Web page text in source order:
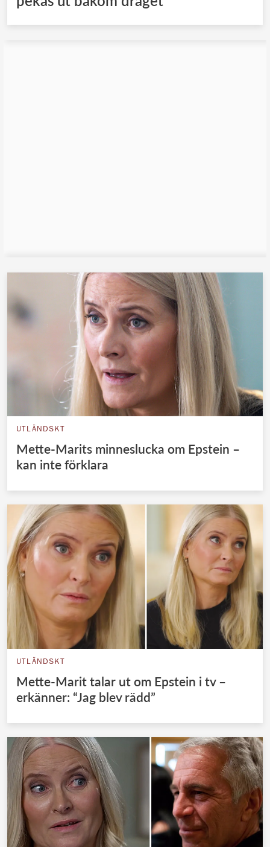
UTLÄNDSKT
Mette-Marits minneslucka om Epstein –
kan inte förklara
UTLÄNDSKT
Mette-Marit talar ut om Epstein i tv –
erkänner: “Jag blev rädd”